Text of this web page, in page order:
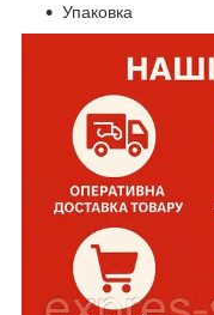
Упаковка